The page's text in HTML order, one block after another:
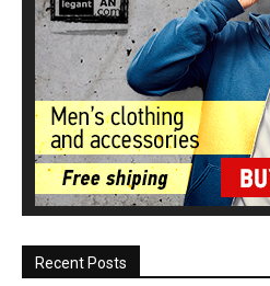
Recent Posts